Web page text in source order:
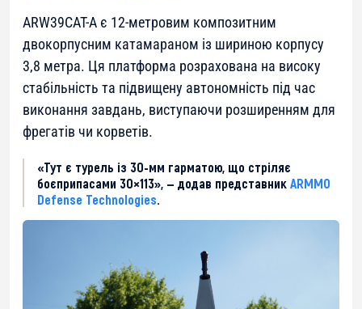
ARW39CAT-A є 12-метровим композитним
двокорпусним катамараном із шириною корпусу
3,8 метра. Ця платформа розрахована на високу
стабільність та підвищену автономність під час
виконання завдань, виступаючи розширенням для
фрегатів чи корветів.
«Тут є турель із 30-мм гарматою, що стріляє
боєприпасами 30×113», — додав представник ARMMO
Defense Technologies.